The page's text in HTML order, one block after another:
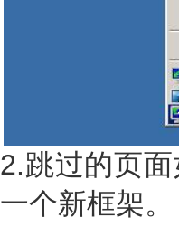
2.跳过的页
一个新框架。